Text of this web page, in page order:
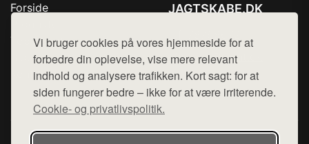
Vi bruger cookies på vores hjemmeside for at
forbedre din oplevelse, vise mere relevant
indhold og analysere trafikken. Kort sagt: for at
siden fungerer bedre – ikke for at være irriterende.
Cookie- og privatlivspolitik.
Forside
Top Rabatter
Blog
Kontakt
JAGTSKABE.DK
Mail: hej@want.dk
Cookie- og privatlivspolitik